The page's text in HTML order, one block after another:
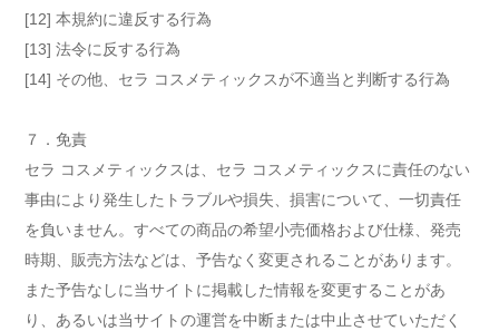
[12] 本規約に違反する行為
[13] 法令に反する行為
[14] その他、セラ コスメティックスが不適当と判断する行為
７．免責
セラ コスメティックスは、セラ コスメティックスに責任のない
事由により発生したトラブルや損失、損害について、一切責任
を負いません。すべての商品の希望小売価格および仕様、発売
時期、販売方法などは、予告なく変更されることがあります。
また予告なしに当サイトに掲載した情報を変更することがあ
り、あるいは当サイトの運営を中断または中止させていただく